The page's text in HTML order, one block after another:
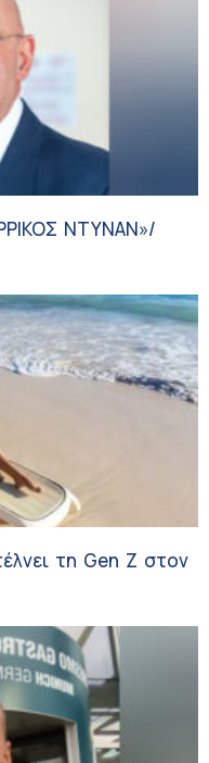
ΝΤΥΝΑΝ»/
τη Gen Z στον